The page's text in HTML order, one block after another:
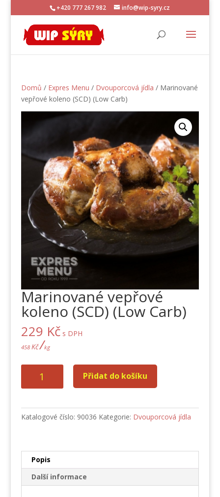
+420 777 267 982 info@wip-syry.cz
Domů / Expres Menu / Dvouporcová jídla / Marinované
vepřové koleno (SCD) (Low Carb)
Marinované vepřové
koleno (SCD) (Low Carb)
229 Kč s DPH
458 Kč/kg
vepřové
(Low
Přidat do košíku
Katalogové číslo: 90036 Kategorie: Dvouporcová jídla
Popis
Další informace